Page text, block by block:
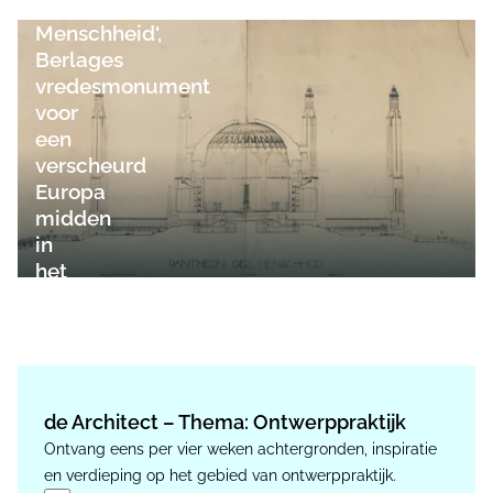
Menschheid',
Berlages
vredesmonument
voor
een
verscheurd
Europa
midden
in
het
de Architect – Thema: Ontwerppraktijk
Ontvang eens per vier weken achtergronden, inspiratie
en verdieping op het gebied van ontwerppraktijk.